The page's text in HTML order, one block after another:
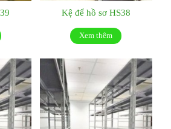
Kệ để hồ sơ HS38
Xem thêm